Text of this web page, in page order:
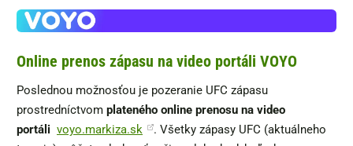
Online prenos zápasu na video portáli VOYO
Poslednou možnosťou je pozeranie UFC zápasu
prostredníctvom plateného online prenosu na video
portáli voyo.markiza.sk
. Všetky zápasy UFC (aktuálneho